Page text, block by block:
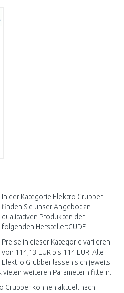
In der Kategorie Elektro Grubber
finden Sie unser Angebot an
qualitativen Produkten der
folgenden Hersteller:GÜDE.
Preise in dieser Kategorie variieren
von 114,13 EUR bis 114 EUR. Alle
Elektro Grubber lassen sich jeweils
vielen weiteren Parametern filtern.
Grubber können aktuell nach